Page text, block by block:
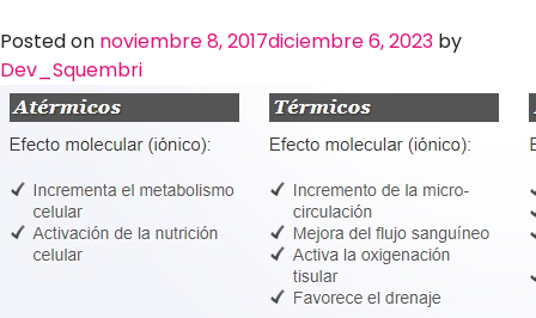
Posted on noviembre 8, 2017diciembre 6, 2023 by
Dev_Squembri